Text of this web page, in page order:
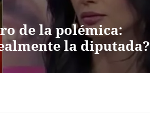
de la polémica:
la diputada?